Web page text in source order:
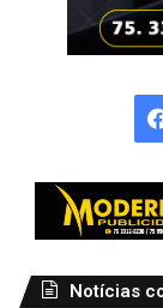
Notícias